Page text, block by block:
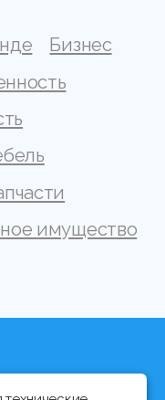
Бизнес
имущество